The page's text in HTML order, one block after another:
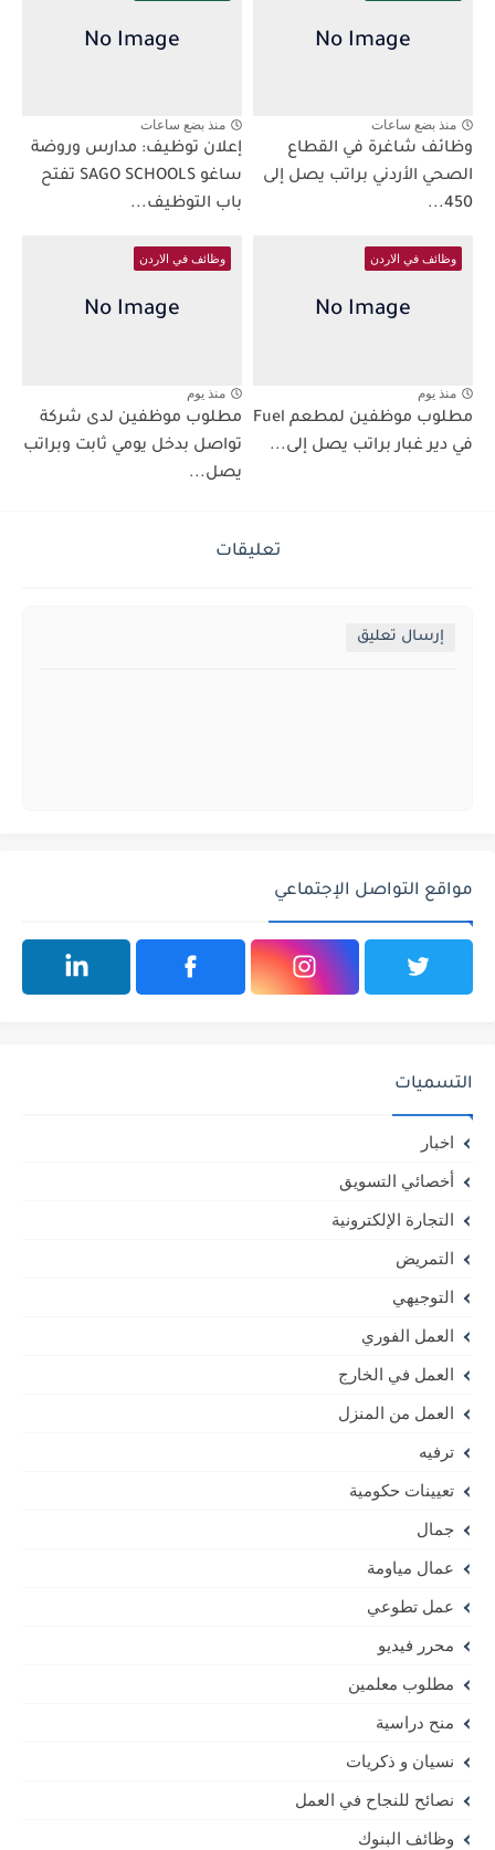
منذ بضع ساعات
وظائف شاغرة في القطاع
الصحي الأردني براتب يصل إلى
450...
منذ بضع ساعات
إعلان توظيف: مدارس وروضة
ساغو SAGO SCHOOLS تفتح
باب التوظيف...
وظائف في الاردن
منذ يوم
مطلوب موظفين لمطعم Fuel
في دير غبار براتب يصل إلى...
وظائف في الاردن
منذ يوم
مطلوب موظفين لدى شركة
تواصل بدخل يومي ثابت وبراتب
يصل...
تعليقات
إرسال تعليق
مواقع التواصل الإجتماعي
التسميات
اخبار
أخصائي التسويق
التجارة الإلكترونية
التمريض
التوجيهي
العمل الفوري
العمل في الخارج
العمل من المنزل
ترفيه
تعيينات حكومية
جمال
عمال مياومة
عمل تطوعي
محرر فيديو
مطلوب معلمين
منح دراسية
نسيان و ذكريات
نصائح للنجاح في العمل
وظائف البنوك